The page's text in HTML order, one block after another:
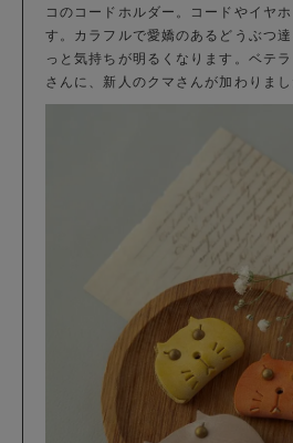
コのコードホルダー。コードやイヤ
す。カラフルで愛嬌のあるどうぶつ
っと気持ちが明るくなります。ベテ
さんに、新人のクマさんが加わりまし